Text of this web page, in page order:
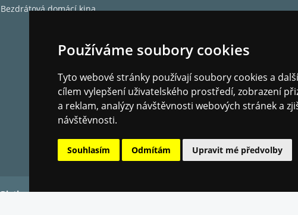
Používáme soubory cookies
Tyto webové stránky používají soubory cookies a
cílem vylepšení uživatelského prostředí, zobrazení
a reklam, analýzy návštěvnosti webových stránek a
návštěvnosti.
Souhlasím Odmítám Upravit mé předvolby
Bezdrátová domácí kina
Platba